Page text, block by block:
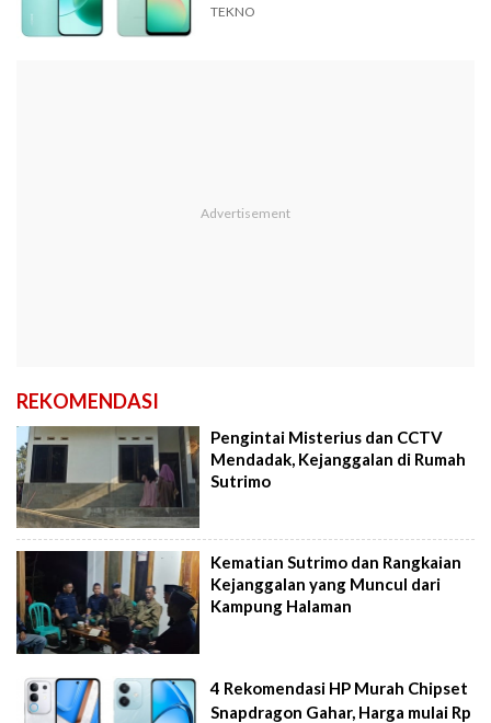
TEKNO
REKOMENDASI
Pengintai Misterius dan CCTV
Mendadak, Kejanggalan di Rumah
Sutrimo
Kematian Sutrimo dan Rangkaian
Kejanggalan yang Muncul dari
Kampung Halaman
4 Rekomendasi HP Murah Chipset
Snapdragon Gahar, Harga mulai Rp